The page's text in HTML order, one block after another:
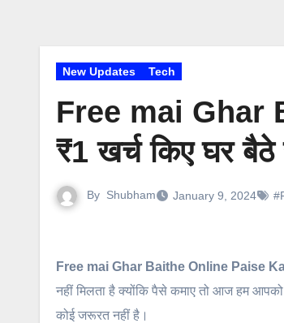
New Updates Tech
Free mai Ghar
₹1 खर्च किए घर बैठे
By Shubham January 9, 2024
Free mai Ghar Baithe Online Paise
नहीं मिलता है क्योंकि पैसे कमाए तो आज हम
कोई जरूरत नहीं है।